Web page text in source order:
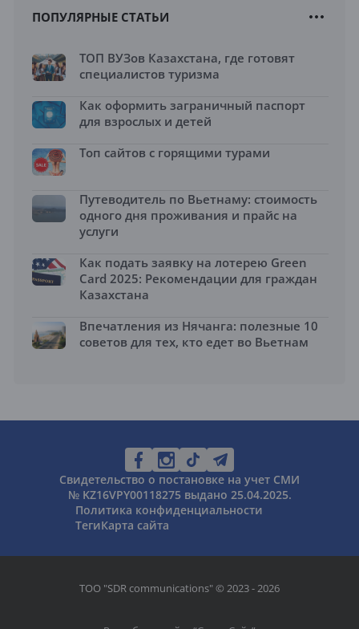
ПОПУЛЯРНЫЕ СТАТЬИ
ТОП ВУЗов Казахстана, где готовят
специалистов туризма
Как оформить заграничный паспорт
для взрослых и детей
Топ сайтов с горящими турами
Путеводитель по Вьетнаму: стоимость
одного дня проживания и прайс на
услуги
Как подать заявку на лотерею Green
Card 2025: Рекомендации для граждан
Казахстана
Впечатления из Нячанга: полезные 10
советов для тех, кто едет во Вьетнам
Свидетельство о постановке на учет СМИ
№ KZ16VPY00118275 выдано 25.04.2025.
Политика конфиденциальности
ТегиКарта сайта
ТОО "SDR communications" © 2023 - 2026